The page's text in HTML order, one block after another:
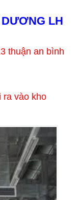
LH
thuận an bình
ra vào kho